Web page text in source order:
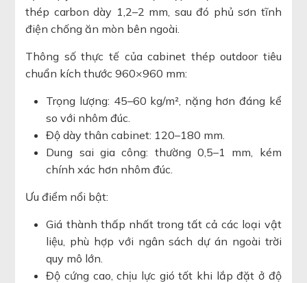
thép carbon dày 1,2–2 mm, sau đó phủ sơn tĩnh
điện chống ăn mòn bên ngoài.
Thông số thực tế của cabinet thép outdoor tiêu
chuẩn kích thước 960×960 mm:
Trọng lượng: 45–60 kg/m², nặng hơn đáng kể
so với nhôm đúc.
Độ dày thân cabinet: 120–180 mm.
Dung sai gia công: thường 0,5–1 mm, kém
chính xác hơn nhôm đúc.
Ưu điểm nổi bật:
Giá thành thấp nhất trong tất cả các loại vật
liệu, phù hợp với ngân sách dự án ngoài trời
quy mô lớn.
Độ cứng cao, chịu lực gió tốt khi lắp đặt ở độ